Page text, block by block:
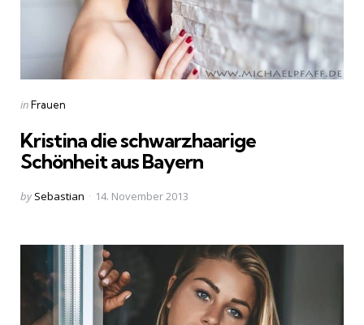
Categories
Posted
inFrauen
Kristina die schwarzhaarige
Schönheit aus Bayern
Posted
by Sebastian 14. November 2013